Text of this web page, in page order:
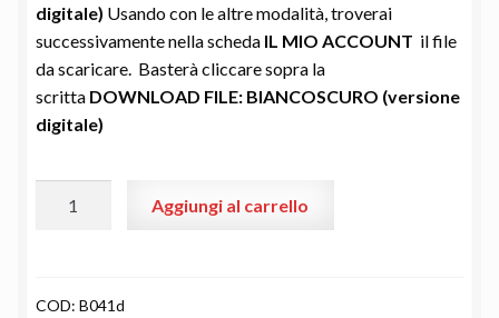
digitale) Usando con le altre modalità, troverai
successivamente nella scheda IL MIO ACCOUNT il file
da scaricare. Basterà cliccare sopra la
scritta DOWNLOAD FILE: BIANCOSCURO (versione
digitale)
"Digital"
Aggiungi al carrello
COD: B041d